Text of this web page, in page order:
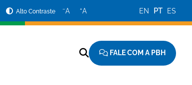
Alto Contraste −A +A EN PT ES
FALE COM A PBH